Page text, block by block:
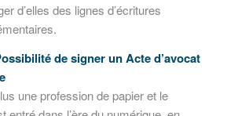
d’elles des lignes d’écritures
de signer un Acte d’avocat
une profession de papier et le